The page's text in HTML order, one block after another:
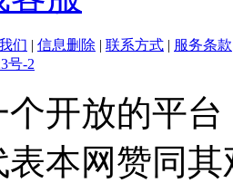
们 | 信息删除 | 联系方式 | 服务条款
号-2
开放的平
本网赞同